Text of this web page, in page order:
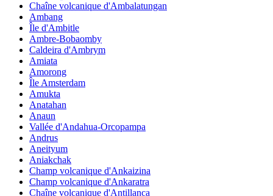
Chaîne volcanique d'Ambalatungan
Ambang
Île d'Ambitle
Ambre-Bobaomby
Caldeira d'Ambrym
Amiata
Amorong
Île Amsterdam
Amukta
Anatahan
Anaun
Vallée d'Andahua-Orcopampa
Andrus
Aneityum
Aniakchak
Champ volcanique d'Ankaizina
Champ volcanique d'Ankaratra
Chaîne volcanique d'Antillanca